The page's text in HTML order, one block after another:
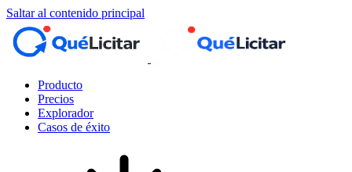
Saltar al contenido principal
Producto
Precios
Explorador
Casos de éxito